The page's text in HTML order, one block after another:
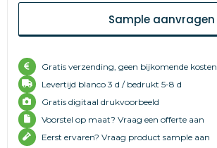
Sample aanvragen
Gratis verzending, geen bijkomende kosten
Levertijd blanco 3 d / bedrukt 5-8 d
Gratis digitaal drukvoorbeeld
Voorstel op maat? Vraag een offerte aan
Eerst ervaren? Vraag product sample aan